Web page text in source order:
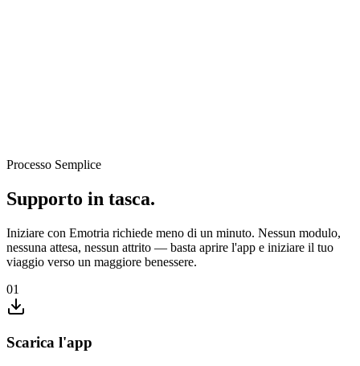
Processo Semplice
Supporto in tasca.
Iniziare con Emotria richiede meno di un minuto. Nessun modulo,
nessuna attesa, nessun attrito — basta aprire l'app e iniziare il tuo
viaggio verso un maggiore benessere.
01
Scarica l'app